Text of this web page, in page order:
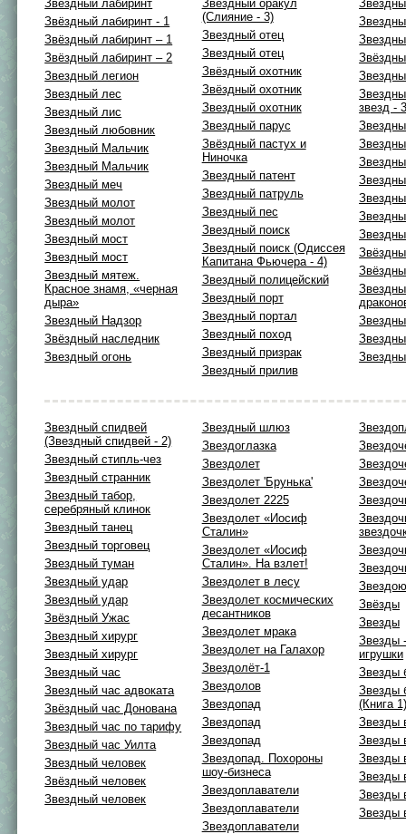
Звёздный лабиринт
Звёздный лабиринт - 1
Звёздный лабиринт – 1
Звёздный лабиринт – 2
Звездный легион
Звездный лес
Звездный лис
Звездный любовник
Звездный Мальчик
Звездный Мальчик
Звездный меч
Звездный молот
Звездный молот
Звездный мост
Звездный мост
Звездный мятеж.
Красное знамя, «черная
дыра»
Звездный Надзор
Звёздный наследник
Звездный огонь
Звездный оракул
(Слияние - 3)
Звездный отец
Звездный отец
Звёздный охотник
Звёздный охотник
Звездный охотник
Звездный парус
Звёздный пастух и
Ниночка
Звездный патент
Звездный патруль
Звездный пес
Звездный поиск
Звездный поиск (Одиссея
Капитана Фьючера - 4)
Звездный полицейский
Звездный порт
Звездный портал
Звездный поход
Звездный призрак
Звездный прилив
звезд -
Звездный спидвей
(Звездный спидвей - 2)
Звездный стипль-чез
Звездный странник
Звездный табор,
серебряный клинок
Звездный танец
Звездный торговец
Звездный туман
Звездный удар
Звездный удар
Звёздный Ужас
Звездный хирург
Звездный хирург
Звездный час
Звездный час адвоката
Звёздный час Донована
Звездный час по тарифу
Звездный час Уилта
Звездный человек
Звёздный человек
Звездный человек
Звездный шлюз
Звездоглазка
Звездолет
Звездолет 'Брунька'
Звездолет 2225
Звездолет «Иосиф
Сталин»
Звездолет «Иосиф
Сталин». На взлет!
Звездолет в лесу
Звездолет космических
десантников
Звездолет мрака
Звездолет на Галахор
Звездолёт-1
Звездолов
Звездопад
Звездопад
Звездопад
Звездопад. Похороны
шоу-бизнеса
Звездоплаватели
Звездоплаватели
Звездоплаватели
Звёзды
Звезды
Звезды
игрушки
Звезды
Звезды
(Книга
Звезды
Звезды
Звезды
Звезды
Звезды
Звезды